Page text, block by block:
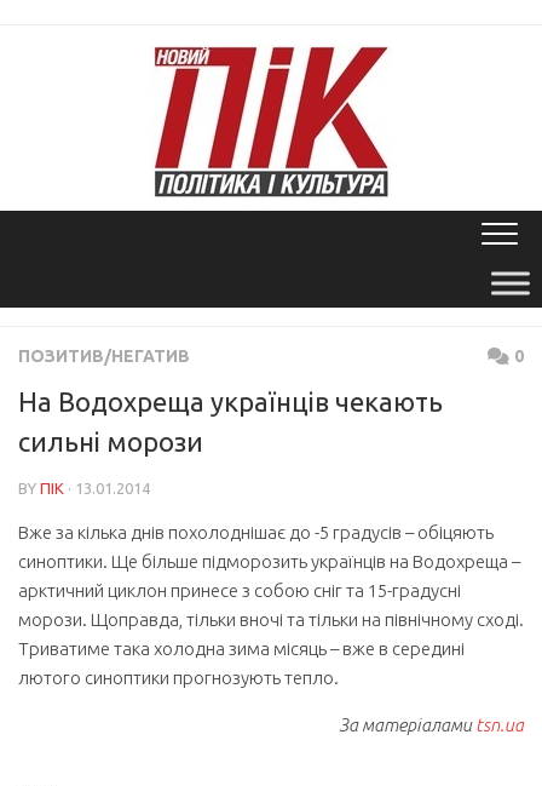
ПОЗИТИВ/НЕГАТИВ 0
На Водохреща українців чекають
сильні морози
BY ПІК · 13.01.2014
Вже за кілька днів похолоднішає до -5 градусів – обіцяють
синоптики. Ще більше підморозить українців на Водохреща –
арктичний циклон принесе з собою сніг та 15-градусні
морози. Щоправда, тільки вночі та тільки на північному сході.
Триватиме така холодна зима місяць – вже в середині
лютого синоптики прогнозують тепло.
За матеріаламиtsn.ua